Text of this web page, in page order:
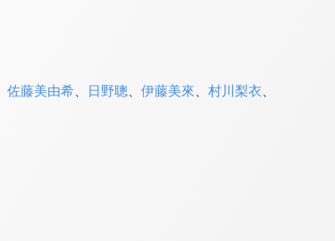
佐藤美由希、 日野聰 伊藤美來 村川梨衣